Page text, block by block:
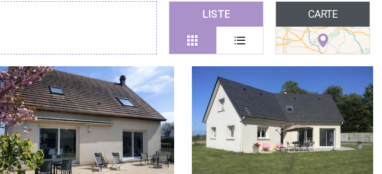
LISTE CARTE